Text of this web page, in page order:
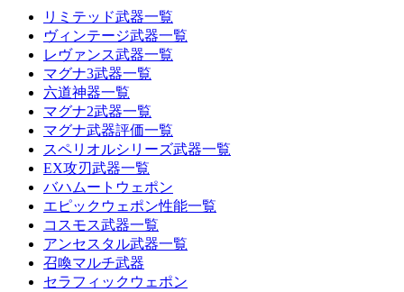
リミテッド武器一覧
ヴィンテージ武器一覧
レヴァンス武器一覧
マグナ3武器一覧
六道神器一覧
マグナ2武器一覧
マグナ武器評価一覧
スペリオルシリーズ武器一覧
EX攻刃武器一覧
バハムートウェポン
エピックウェポン性能一覧
コスモス武器一覧
アンセスタル武器一覧
召喚マルチ武器
セラフィックウェポン